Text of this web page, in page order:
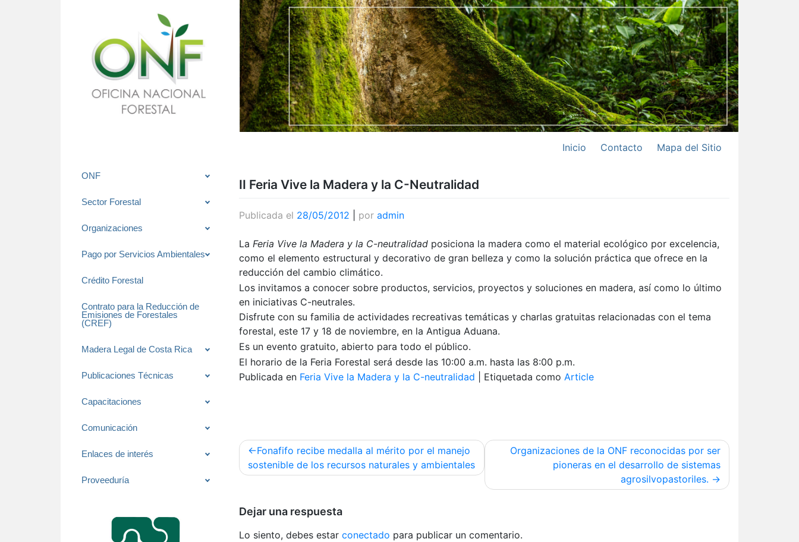
Inicio Contacto
Mapa del Sitio
ONF
Sector Forestal
Organizaciones
Pago por Servicios Ambientales
Crédito Forestal
Contrato para la Reducción de
Emisiones de Forestales
(CREF)
Madera Legal de Costa Rica
Publicaciones Técnicas
Capacitaciones
Comunicación
Enlaces de interés
Proveeduría
II Feria Vive la Madera y la C-Neutralidad
Publicada el 28/05/2012 por admin
La Feria Vive la Madera y la C-neutralidad posiciona la madera como el material ecológico por excelencia,
como el elemento estructural y decorativo de gran belleza y como la solución práctica que ofrece en la
reducción del cambio climático.
Los invitamos a conocer sobre productos, servicios, proyectos y soluciones en madera, así como lo último
en iniciativas C-neutrales.
Disfrute con su familia de actividades recreativas temáticas y charlas gratuitas relacionadas con el tema
forestal, este 17 y 18 de noviembre, en la Antigua Aduana.
Es un evento gratuito, abierto para todo el público.
El horario de la Feria Forestal será desde las 10:00 a.m. hasta las 8:00 p.m.
Publicada en Feria Vive la Madera y la C-neutralidad Etiquetada como Article
Navegación
de
Fonafifo recibe medalla al mérito por el manejo
sostenible de los recursos naturales y ambientales
Organizaciones de la ONF reconocidas por ser
pioneras en el desarrollo de sistemas
agrosilvopastoriles.
Dejar una respuesta
Lo siento, debes estar conectado para publicar un comentario.